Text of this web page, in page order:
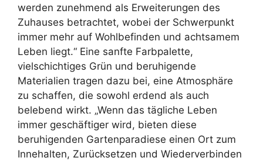
werden zunehmend als Erweiterungen des
Zuhauses betrachtet, wobei der Schwerpunkt
immer mehr auf Wohlbefinden und achtsamem
Leben liegt.“ Eine sanfte Farbpalette,
vielschichtiges Grün und beruhigende
Materialien tragen dazu bei, eine Atmosphäre
zu schaffen, die sowohl erdend als auch
belebend wirkt. „Wenn das tägliche Leben
immer geschäftiger wird, bieten diese
beruhigenden Gartenparadiese einen Ort zum
Innehalten, Zurücksetzen und Wiederverbinden